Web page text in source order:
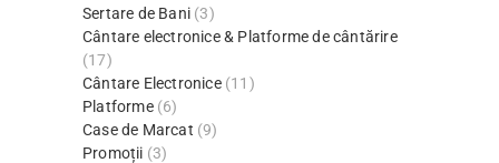
Sertare de Bani (3)
Cântare electronice & Platforme de cântărire
(17)
Cântare Electronice (11)
Platforme (6)
Case de Marcat (9)
Promoții (3)